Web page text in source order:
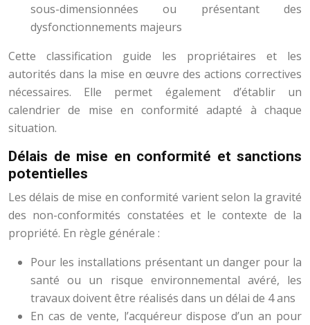
sous-dimensionnées ou présentant des
dysfonctionnements majeurs
Cette classification guide les propriétaires et les
autorités dans la mise en œuvre des actions correctives
nécessaires. Elle permet également d’établir un
calendrier de mise en conformité adapté à chaque
situation.
Délais de mise en conformité et sanctions
potentielles
Les délais de mise en conformité varient selon la gravité
des non-conformités constatées et le contexte de la
propriété. En règle générale :
Pour les installations présentant un danger pour la
santé ou un risque environnemental avéré, les
travaux doivent être réalisés dans un délai de 4 ans
En cas de vente, l’acquéreur dispose d’un an pour